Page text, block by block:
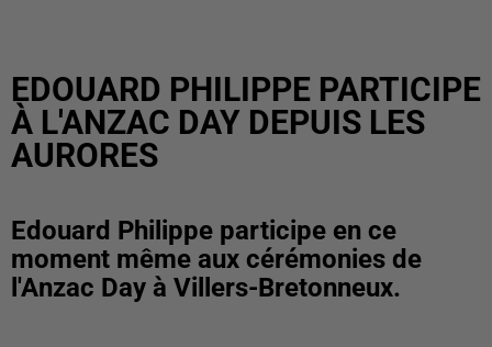
EDOUARD PHILIPPE PARTICIPE
À L'ANZAC DAY DEPUIS LES
AURORES
Edouard Philippe participe en ce
moment même aux cérémonies de
l'Anzac Day à Villers-Bretonneux.